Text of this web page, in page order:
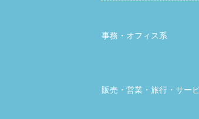
事務・オフィス系
販売・営業・旅行・サー